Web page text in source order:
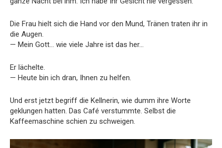
Die Frau hielt sich die Hand vor den Mund, Tränen traten ihr in
die Augen.
— Mein Gott… wie viele Jahre ist das her…
Er lächelte.
— Heute bin ich dran, Ihnen zu helfen.
Und erst jetzt begriff die Kellnerin, wie dumm ihre Worte
geklungen hatten. Das Café verstummte. Selbst die
Kaffeemaschine schien zu schweigen.